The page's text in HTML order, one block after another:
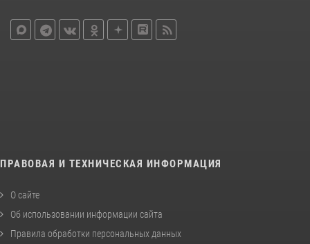
ПРАВОВАЯ И ТЕХНИЧЕСКАЯ ИНФОРМАЦИЯ
О сайте
Об использовании информации сайта
Правила обработки персональных данных